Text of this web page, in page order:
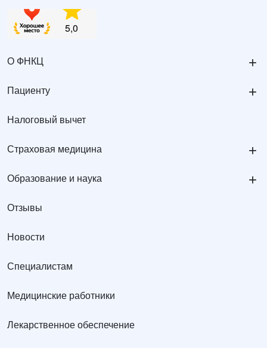
О ФНКЦ +
Пациенту +
Налоговый вычет
Страховая медицина +
Образование и наука +
Отзывы
Новости
Специалистам
Медицинские работники
Лекарственное обеспечение